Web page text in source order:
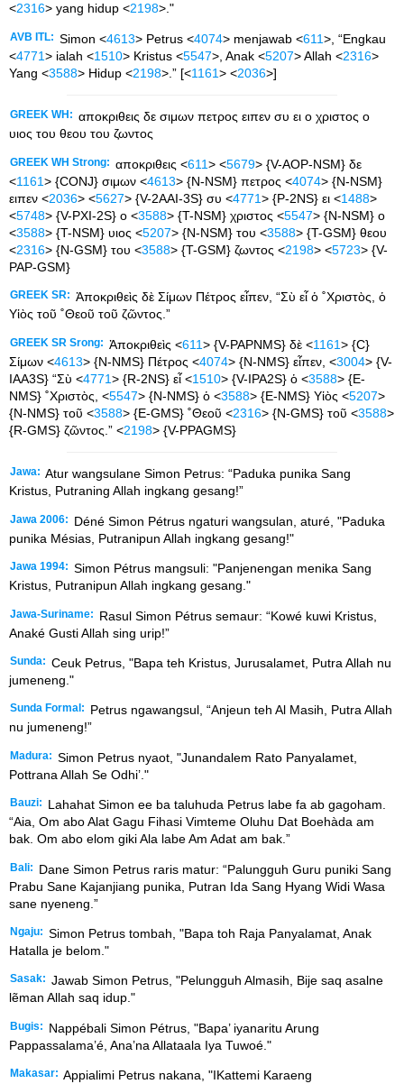
<2316> yang hidup <2198>."
AVB ITL: Simon <4613> Petrus <4074> menjawab <611>, “Engkau
<4771> ialah <1510> Kristus <5547>, Anak <5207> Allah <2316>
Yang <3588> Hidup <2198>.” [<1161> <2036>]
GREEK WH: αποκριθεις δε σιμων πετρος ειπεν συ ει ο χριστος ο
υιος του θεου του ζωντος
GREEK WH Strong: αποκριθεις <611> <5679> {V-AOP-NSM} δε
<1161> {CONJ} σιμων <4613> {N-NSM} πετρος <4074> {N-NSM}
ειπεν <2036> <5627> {V-2AAI-3S} συ <4771> {P-2NS} ει <1488>
<5748> {V-PXI-2S} ο <3588> {T-NSM} χριστος <5547> {N-NSM} ο
<3588> {T-NSM} υιος <5207> {N-NSM} του <3588> {T-GSM} θεου
<2316> {N-GSM} του <3588> {T-GSM} ζωντος <2198> <5723> {V-
PAP-GSM}
GREEK SR: Ἀποκριθεὶς δὲ Σίμων Πέτρος εἶπεν, “Σὺ εἶ ὁ ˚Χριστὸς, ὁ
Υἱὸς τοῦ ˚Θεοῦ τοῦ ζῶντος.”
GREEK SR Srong: Ἀποκριθεὶς <611> {V-PAPNMS} δὲ <1161> {C}
Σίμων <4613> {N-NMS} Πέτρος <4074> {N-NMS} εἶπεν, <3004> {V-
IAA3S} “Σὺ <4771> {R-2NS} εἶ <1510> {V-IPA2S} ὁ <3588> {E-
NMS} ˚Χριστὸς, <5547> {N-NMS} ὁ <3588> {E-NMS} Υἱὸς <5207>
{N-NMS} τοῦ <3588> {E-GMS} ˚Θεοῦ <2316> {N-GMS} τοῦ <3588>
{R-GMS} ζῶντος.” <2198> {V-PPAGMS}
Jawa: Atur wangsulane Simon Petrus: “Paduka punika Sang
Kristus, Putraning Allah ingkang gesang!”
Jawa 2006:
Déné Simon Pétrus ngaturi wangsulan, aturé, "Paduka
punika Mésias, Putranipun Allah ingkang gesang!"
Jawa 1994: Simon Pétrus mangsuli: "Panjenengan menika Sang
Kristus, Putranipun Allah ingkang gesang."
Jawa-Suriname:
Rasul Simon Pétrus semaur: “Kowé kuwi Kristus,
Anaké Gusti Allah sing urip!”
Sunda: Ceuk Petrus, "Bapa teh Kristus, Jurusalamet, Putra Allah nu
jumeneng."
Sunda Formal:
Petrus ngawangsul, “Anjeun teh Al Masih, Putra Allah
nu jumeneng!”
Madura: Simon Petrus nyaot, "Junandalem Rato Panyalamet,
Pottrana Allah Se Odhi’."
Bauzi:
Lahahat Simon ee ba taluhuda Petrus labe fa ab gagoham.
“Aia, Om abo Alat Gagu Fihasi Vimteme Oluhu Dat Boehàda am
bak. Om abo elom giki Ala labe Am Adat am bak.”
Bali:
Dane Simon Petrus raris matur: “Palungguh Guru puniki Sang
Prabu Sane Kajanjiang punika, Putran Ida Sang Hyang Widi Wasa
sane nyeneng.”
Ngaju: Simon Petrus tombah, "Bapa toh Raja Panyalamat, Anak
Hatalla je belom."
Sasak: Jawab Simon Petrus, "Pelungguh Almasih, Bije saq asalne
lẽman Allah saq idup."
Bugis:
Nappébali Simon Pétrus, "Bapa’ iyanaritu Arung
Pappassalama’é, Ana’na Allataala Iya Tuwoé."
Makasar: Appialimi Petrus nakana, "IKattemi Karaeng